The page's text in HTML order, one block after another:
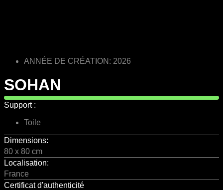
ANNÉE DE CRÉATION: 2026
SOHAN
Support :
Toile
Dimensions:
80 x 80 cm
Localisation:
France
Certificat d'authenticité